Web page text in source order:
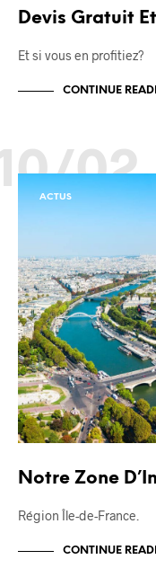
Devis Gratuit
Et si vous en profitiez?
CONTINUE
02
ACTUS
Notre Zone
Région Île-de-France.
CONTINUE